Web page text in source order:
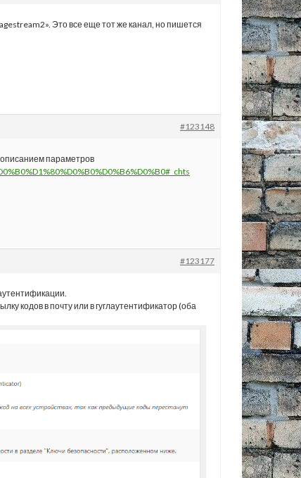
Это все еще тот же канал, но пишется
#123148
описанием параметров
#123177
кодов в почту или в гуглаутентификатор (оба